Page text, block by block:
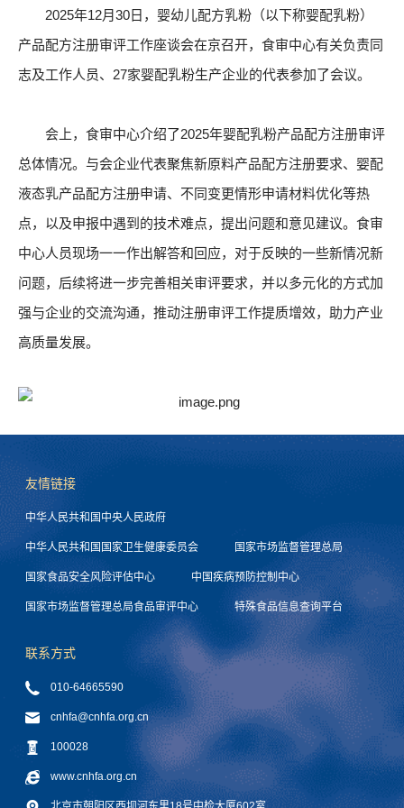
2025年12月30日，婴幼儿配方乳粉（以下称婴配乳粉）
产品配方注册审评工作座谈会在京召开，食审中心有关负责同
志及工作人员、27家婴配乳粉生产企业的代表参加了会议。
会上，食审中心介绍了2025年婴配乳粉产品配方注册审评
总体情况。与会企业代表聚焦新原料产品配方注册要求、婴配
液态乳产品配方注册申请、不同变更情形申请材料优化等热
点，以及申报中遇到的技术难点，提出问题和意见建议。食审
中心人员现场一一作出解答和回应，对于反映的一些新情况新
问题，后续将进一步完善相关审评要求，并以多元化的方式加
强与企业的交流沟通，推动注册审评工作提质增效，助力产业
高质量发展。
友情链接
中华人民共和国中央人民政府
中华人民共和国国家卫生健康委员会 国家市场监督管理总局
国家食品安全风险评估中心 中国疾病预防控制中心
国家市场监督管理总局食品审评中心 特殊食品信息查询平台
联系方式
010-64665590
cnhfa@cnhfa.org.cn
100028
www.cnhfa.org.cn